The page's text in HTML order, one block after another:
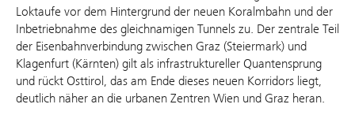
Loktaufe vor dem Hintergrund der neuen Koralmbahn und der
Inbetriebnahme des gleichnamigen Tunnels zu. Der zentrale Teil
der Eisenbahnverbindung zwischen Graz (Steiermark) und
Klagenfurt (Kärnten) gilt als infrastruktureller Quantensprung
und rückt Osttirol, das am Ende dieses neuen Korridors liegt,
deutlich näher an die urbanen Zentren Wien und Graz heran.